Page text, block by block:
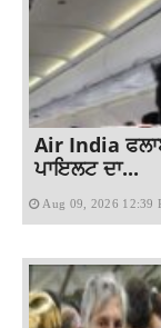
Air India
ਪਾਇਲਟ ਦਾ...
Aug 09, 2026 12:39